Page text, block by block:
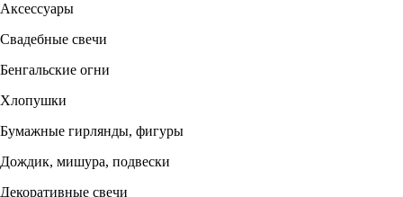
Аксессуары
Свадебные свечи
Бенгальские огни
Хлопушки
Бумажные гирлянды, фигуры
Дождик, мишура, подвески
Декоративные свечи